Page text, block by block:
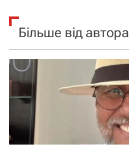
Більше від автора